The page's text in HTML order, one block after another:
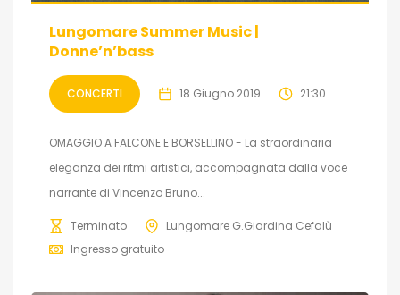
Lungomare Summer Music |
Donne’n’bass
CONCERTI 18 Giugno 2019 21:30
OMAGGIO A FALCONE E BORSELLINO - La straordinaria
eleganza dei ritmi artistici, accompagnata dalla voce
narrante di Vincenzo Bruno...
Terminato
Lungomare G.Giardina Cefalù
Ingresso gratuito